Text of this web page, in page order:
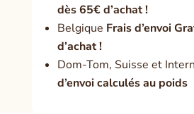
dès 65€ d’achat !
Belgique Frais d’envoi
d’achat !
Dom-Tom, Suisse et
d’envoi calculés au poids